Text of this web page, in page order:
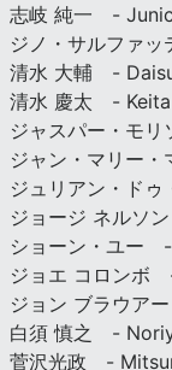
志岐 純一 -
ジノ・サルファ
清水 大輔 -
清水 慶太 - Keita
ジャスパー・モ
ジャン・マリー
ジュリアン・ド
ジョージ ネルソ
ショーン・ユー
ジョエ コロンボ
ジョン ブラウア
白須 慎之 -
菅沢光政 -